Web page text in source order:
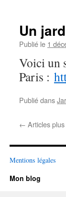
Un
Publié le 1
Voici un
Paris :
Publié dans
← Articles
Mentions légales
Mon blog